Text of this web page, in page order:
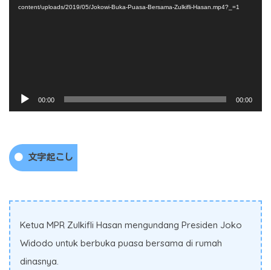
content/uploads/2019/05/Jokowi-Buka-Puasa-Bersama-Zulkifli-Hasan.mp4?_=1
声
レ
ー
ー
00:00 00:00
文字起こし
Ketua MPR Zulkifli Hasan mengundang Presiden Joko
Widodo untuk berbuka puasa bersama di rumah
dinasnya.